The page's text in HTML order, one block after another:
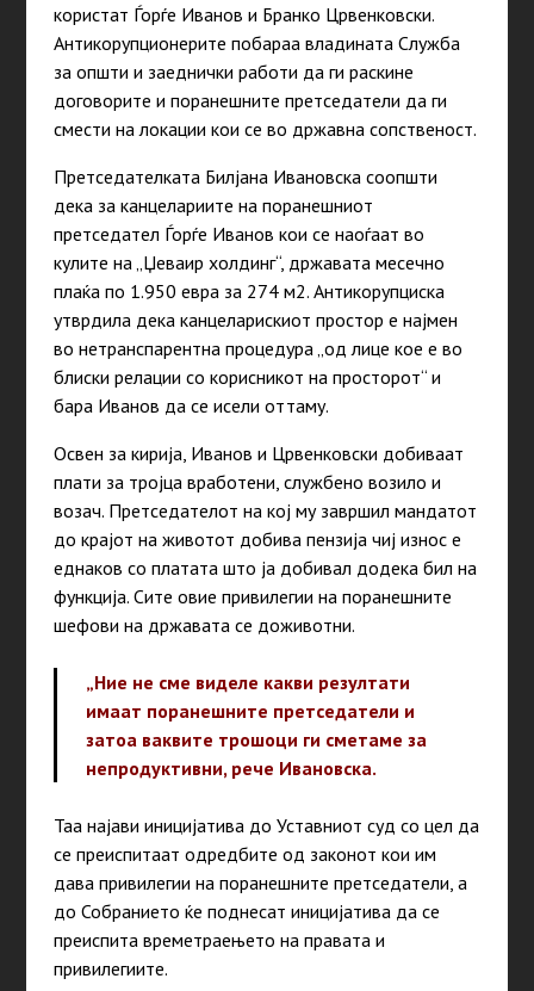
користат Ѓорѓе Иванов и Бранко Црвенковски.
Антикорупционерите побараа владината Служба
за општи и заеднички работи да ги раскине
договорите и поранешните претседатели да ги
смести на локации кои се во државна сопственост.
Претседателката Билјана Ивановска соопшти
дека за канцелариите на поранешниот
претседател Ѓорѓе Иванов кои се наоѓаат во
кулите на „Џеваир холдинг“, државата месечно
плаќа по 1.950 евра за 274 м2. Антикорупциска
утврдила дека канцеларискиот простор е најмен
во нетранспарентна процедура „од лице кое е во
блиски релации со корисникот на просторот“ и
бара Иванов да се исели оттаму.
Освен за кирија, Иванов и Црвенковски добиваат
плати за тројца вработени, службено возило и
возач. Претседателот на кој му завршил мандатот
до крајот на животот добива пензија чиј износ е
еднаков со платата што ја добивал додека бил на
функција. Сите овие привилегии на поранешните
шефови на државата се доживотни.
„Ние не сме виделе какви резултати
имаат поранешните претседатели и
затоа ваквите трошоци ги сметаме за
непродуктивни, рече Ивановска.
Таа најави иницијатива до Уставниот суд со цел да
се преиспитаат одредбите од законот кои им
дава привилегии на поранешните претседатели, а
до Собранието ќе поднесат иницијатива да се
преиспита времетраењето на правата и
привилегиите.